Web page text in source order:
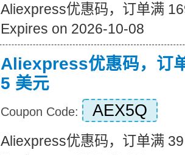
Aliexpress优惠码，订单满
Expires on 2026-10-08
Aliexpress优惠码，订
5 美元
Coupon Code: AEX5Q
Aliexpress优惠码，订单满